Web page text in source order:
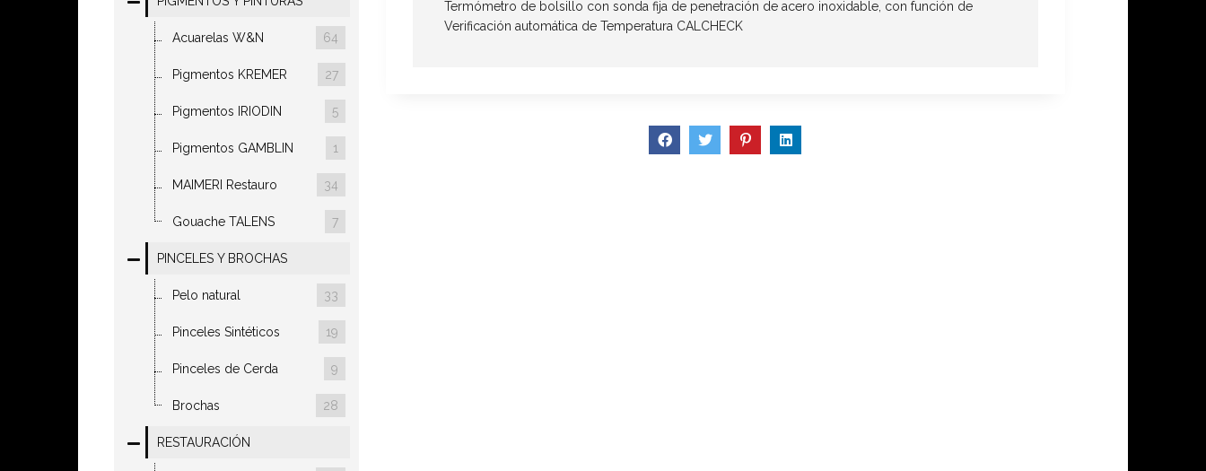
Acuarelas W&N 64
Pigmentos KREMER 27
Pigmentos IRIODIN 5
Pigmentos GAMBLIN 1
MAIMERI Restauro 34
Gouache TALENS 7
PINCELES Y BROCHAS
Pelo natural 33
Pinceles Sintéticos 19
Pinceles de Cerda 9
Brochas 28
RESTAURACIÓN
Termómetro de bolsillo con sonda fija de penetración de acero inoxidable, con función de
Verificación automática de Temperatura CALCHECK